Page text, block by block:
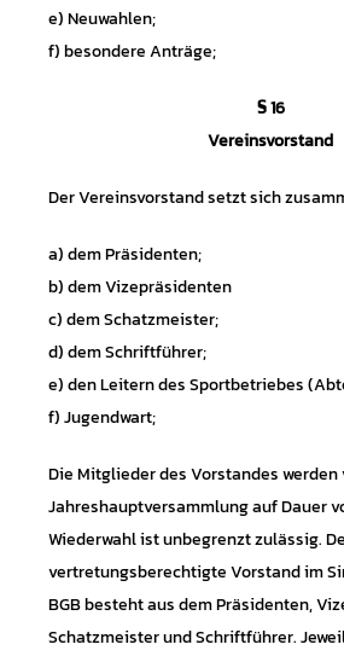
e) Neuwahlen;
f) besondere Anträge;
§ 16
Vereinsvorstand
Der Vereinsvorstand setzt sich
a) dem Präsidenten;
b) dem Vizepräsidenten
c) dem Schatzmeister;
d) dem Schriftführer;
e) den Leitern des Sportbetriebes
f) Jugendwart;
Die Mitglieder des Vorstandes werden
Jahreshauptversammlung auf Dauer
Wiederwahl ist unbegrenzt zulässig.
vertretungsberechtigte Vorstand im
BGB besteht aus dem Präsidenten,
Schatzmeister und Schriftführer.